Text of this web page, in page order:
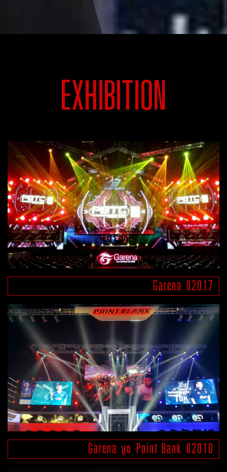
EXHIBITION
Garena ปี2017
Garena บูธ Point Bank ปี2018